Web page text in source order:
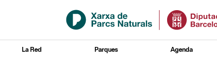
Saltar al contenido principal
La Red Parques Agenda